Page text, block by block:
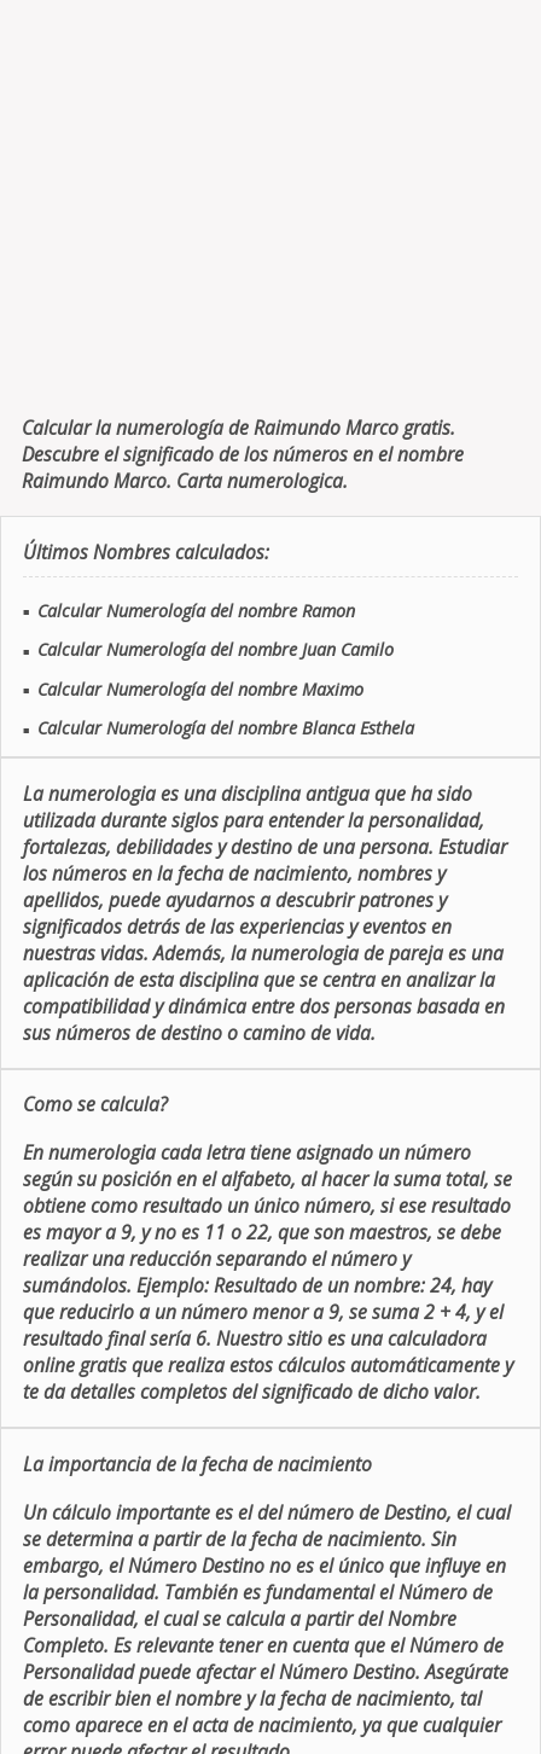
Calcular la numerología de Raimundo Marco gratis.
Descubre el significado de los números en el nombre
Raimundo Marco. Carta numerologica.
Últimos Nombres calculados:
■ Calcular Numerología del nombre Ramon
■ Calcular Numerología del nombre Juan Camilo
■ Calcular Numerología del nombre Maximo
■ Calcular Numerología del nombre Blanca Esthela
La numerologia es una disciplina antigua que ha sido
utilizada durante siglos para entender la personalidad,
fortalezas, debilidades y destino de una persona. Estudiar
los números en la fecha de nacimiento, nombres y
apellidos, puede ayudarnos a descubrir patrones y
significados detrás de las experiencias y eventos en
nuestras vidas. Además, la numerologia de pareja es una
aplicación de esta disciplina que se centra en analizar la
compatibilidad y dinámica entre dos personas basada en
sus números de destino o camino de vida.
Como se calcula?
En numerologia cada letra tiene asignado un número
según su posición en el alfabeto, al hacer la suma total, se
obtiene como resultado un único número, si ese resultado
es mayor a 9, y no es 11 o 22, que son maestros, se debe
realizar una reducción separando el número y
sumándolos. Ejemplo: Resultado de un nombre: 24, hay
que reducirlo a un número menor a 9, se suma 2 + 4, y el
resultado final sería 6. Nuestro sitio es una calculadora
online gratis que realiza estos cálculos automáticamente y
te da detalles completos del significado de dicho valor.
La importancia de la fecha de nacimiento
Un cálculo importante es el del número de Destino, el cual
se determina a partir de la fecha de nacimiento. Sin
embargo, el Número Destino no es el único que influye en
la personalidad. También es fundamental el Número de
Personalidad, el cual se calcula a partir del Nombre
Completo. Es relevante tener en cuenta que el Número de
Personalidad puede afectar el Número Destino. Asegúrate
de escribir bien el nombre y la fecha de nacimiento, tal
como aparece en el acta de nacimiento, ya que cualquier